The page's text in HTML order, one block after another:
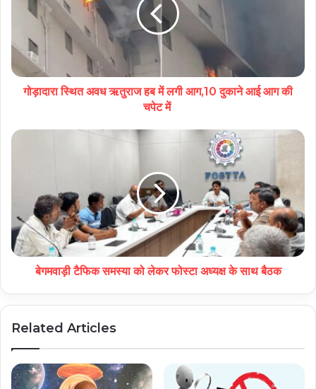
गोड़ादारा स्थित अवध ऋतुराज हब में लगी आग,10 दुकाने आई आग की
चपेट में
बेगमवाड़ी टैफिक समस्या को लेकर फोस्टा अध्यक्ष के साथ बैठक
Related Articles